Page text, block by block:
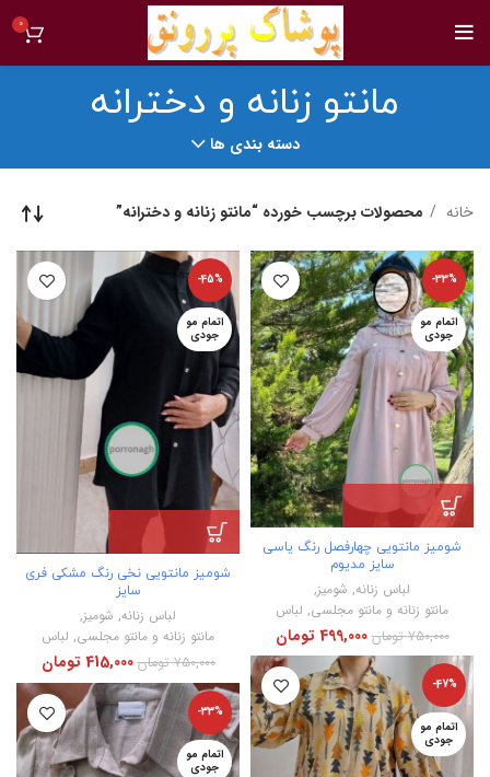
0
مانتو زنانه و دخترانه
دسته بندی ها
خانه محصولات برچسب خورده “مانتو زنانه و دخترانه”
-33%
اتمام مو
جودی
شومیز مانتویی چهارفصل رنگ یاسی
سایز مدیوم
لباس زنانه, شومیز,
مانتو زنانه و مانتو مجلسی, لباس
750,000 تومان 499,000 تومان
-45%
اتمام مو
جودی
شومیز مانتویی نخی رنگ مشکی فری
سایز
لباس زنانه, شومیز,
مانتو زنانه و مانتو مجلسی, لباس
750,000 تومان 415,000 تومان
-47%
اتمام مو
جودی
-33%
اتمام مو
جودی